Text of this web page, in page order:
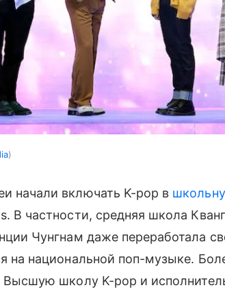
начали включать K-pop в
В частности, средняя школа
Чунгнам даже переработала
на национальной поп-музыке.
школу K-pop и